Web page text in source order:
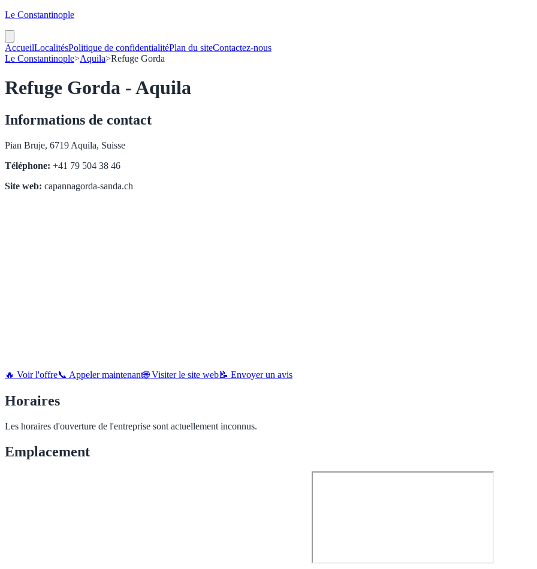
Le Constantinople
AccueilLocalitésPolitique de confidentialitéPlan du siteContactez-nous
Le Constantinople>Aquila>Refuge Gorda
Refuge Gorda - Aquila
Informations de contact
Pian Bruje, 6719 Aquila, Suisse
Téléphone: +41 79 504 38 46
Site web: capannagorda-sanda.ch
🔥 Voir l'offre📞 Appeler maintenant🌐 Visiter le site web📝 Envoyer un avis
Horaires
Les horaires d'ouverture de l'entreprise sont actuellement inconnus.
Emplacement